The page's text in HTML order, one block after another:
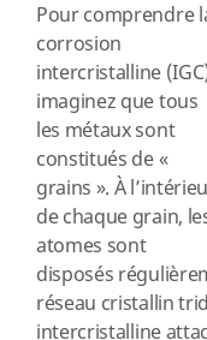
Pour comprendre
corrosion
intercristalline
imaginez que tous
les métaux sont
constitués de «
grains ». À
de chaque grain,
atomes sont
disposés
réseau cristallin
intercristalline